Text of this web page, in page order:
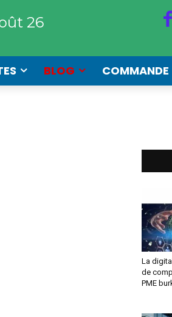
26
BLOG COMMANDE
La
de
PME